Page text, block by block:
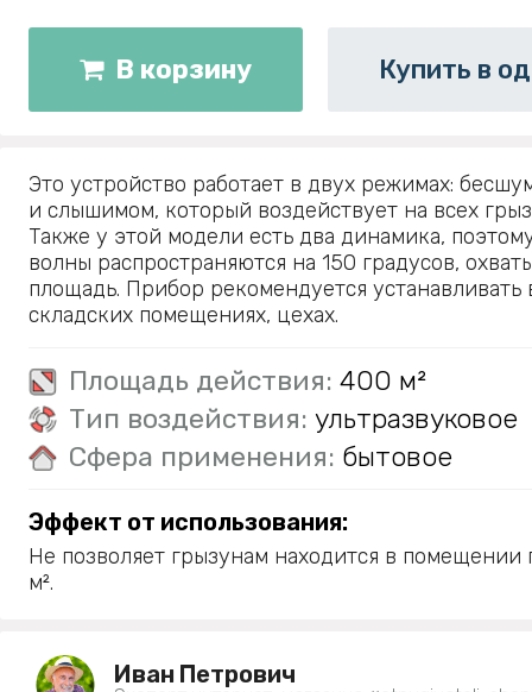
В корзину Купить в
Это устройство работает в двух режимах:
и слышимом, который воздействует на всех
Также у этой модели есть два динамика,
волны распространяются на 150 градусов,
площадь. Прибор рекомендуется устанавливать
складских помещениях, цехах.
Площадь действия: 400 м²
Тип воздействия: ультразвуковое
Сфера применения: бытовое
Эффект от использования:
Не позволяет грызунам находится в
м².
Иван Петрович